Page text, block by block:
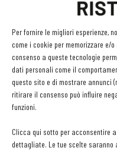
Per fornire le migliori esperienze,
come i cookie per memorizzare e/
consenso a queste tecnologie
dati personali come il
questo sito e di mostrare annunci
ritirare il consenso può influire
funzioni.
Clicca qui sotto per acconsentire
dettagliate. Le tue scelte saranno
programma di
punta a favorire lo sviluppo
un’alimentazione
pianeta e delle persone: un
che da sempre ha avuto
tratta di obiettivi
riguardano tutte le fasi di
per offrire servizi e prodotti
ristorazione.